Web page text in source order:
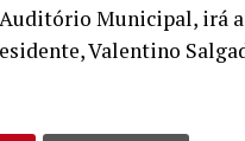
Auditório Municipal, irá
Valentino